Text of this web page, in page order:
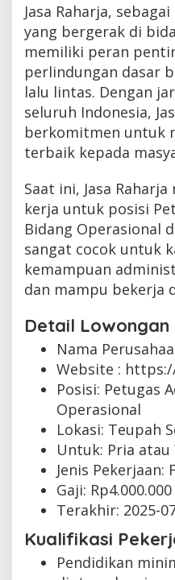
Jasa Raharja,
yang bergerak di
memiliki peran
perlindungan dasar
lalu lintas. Dengan
seluruh Indonesia,
berkomitmen untuk
terbaik kepada
Saat ini, Jasa
kerja untuk posisi
Bidang Operasional
sangat cocok untuk
kemampuan
dan mampu bekerja
Detail Lowongan
Nama
Website :
Posisi: Petugas
Operasional
Lokasi: Teupah
Untuk: Pria atau
Jenis Pekerjaan:
Gaji: Rp4.000.000
Terakhir: 2025-
Kualifikasi
Pendidikan